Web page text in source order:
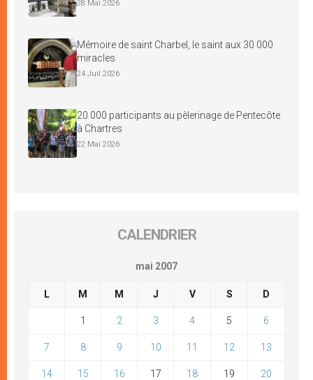
28 Mai 2026
Mémoire de saint Charbel, le saint aux 30 000
miracles
24 Juil 2026
20 000 participants au pèlerinage de Pentecôte
à Chartres
22 Mai 2026
CALENDRIER
mai 2007
L M M J V S D
1 2 3 4 5 6
7 8 9 10 11 12 13
14 15 16 17 18 19 20